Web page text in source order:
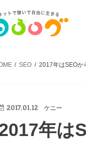
SEO 2017年はSEOか
2017.01.12 ケニー
年は